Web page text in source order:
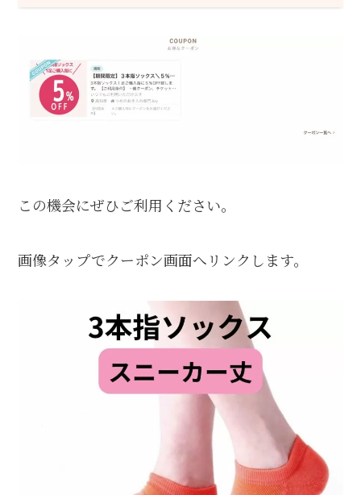
この機会にぜひご利用ください。
画像タップでクーポン画面へリンクします。